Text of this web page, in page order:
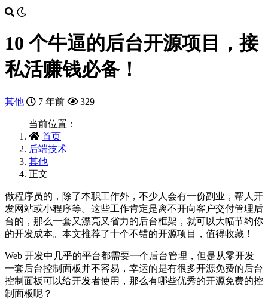
10 个牛逼的后台开源项目，接
私活赚钱必备！
其他 7 年前 329
当前位置：
首页
后端技术
其他
正文
做程序员的，除了本职工作外，不少人会有一份副业，帮人开
发网站或小程序等。这些工作肯定是离不开向客户交付管理后
台的，那么一套又漂亮又省力的后台框架，就可以大幅节约你
的开发成本。本文推荐了十个不错的开源项目，值得收藏！
Web 开发中几乎的平台都需要一个后台管理，但是从零开发
一套后台控制面板并不容易，幸运的是有很多开源免费的后台
控制面板可以给开发者使用，那么有哪些优秀的开源免费的控
制面板呢？